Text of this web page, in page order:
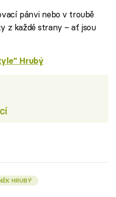
pánvi nebo v troubě
z každé strany – ať jsou
Hrubý
HRUBÝ